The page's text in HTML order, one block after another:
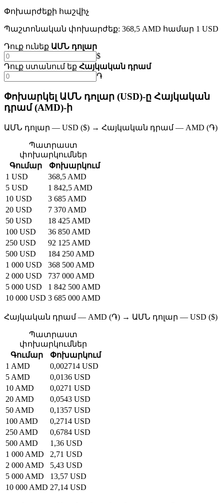
Փոխարժեքի հաշվիչ
Պաշտոնական փոխարժեք: 368,5 AMD համար 1 USD
Դուք ունեք ԱՄՆ դոլար
$
Դուք ստանում եք Հայկական դրամ
֏
Փոխարկել ԱՄՆ դոլար (USD)-ը Հայկական
դրամ (AMD)-ի
ԱՄՆ դոլար — USD ($) → Հայկական դրամ — AMD (֏)
Պատրաստ
փոխարկումներ
Գումար
Փոխարկում
1 USD
368,5 AMD
5 USD
1 842,5 AMD
10 USD
3 685 AMD
20 USD
7 370 AMD
50 USD
18 425 AMD
100 USD
36 850 AMD
250 USD
92 125 AMD
500 USD
184 250 AMD
1 000 USD
368 500 AMD
2 000 USD
737 000 AMD
5 000 USD
1 842 500 AMD
10 000 USD 3 685 000 AMD
Հայկական դրամ — AMD (֏) → ԱՄՆ դոլար — USD ($)
Պատրաստ
փոխարկումներ
Գումար
Փոխարկում
1 AMD
0,002714 USD
5 AMD
0,0136 USD
10 AMD
0,0271 USD
20 AMD
0,0543 USD
50 AMD
0,1357 USD
100 AMD
0,2714 USD
250 AMD
0,6784 USD
500 AMD
1,36 USD
1 000 AMD
2,71 USD
2 000 AMD
5,43 USD
5 000 AMD
13,57 USD
10 000 AMD 27,14 USD